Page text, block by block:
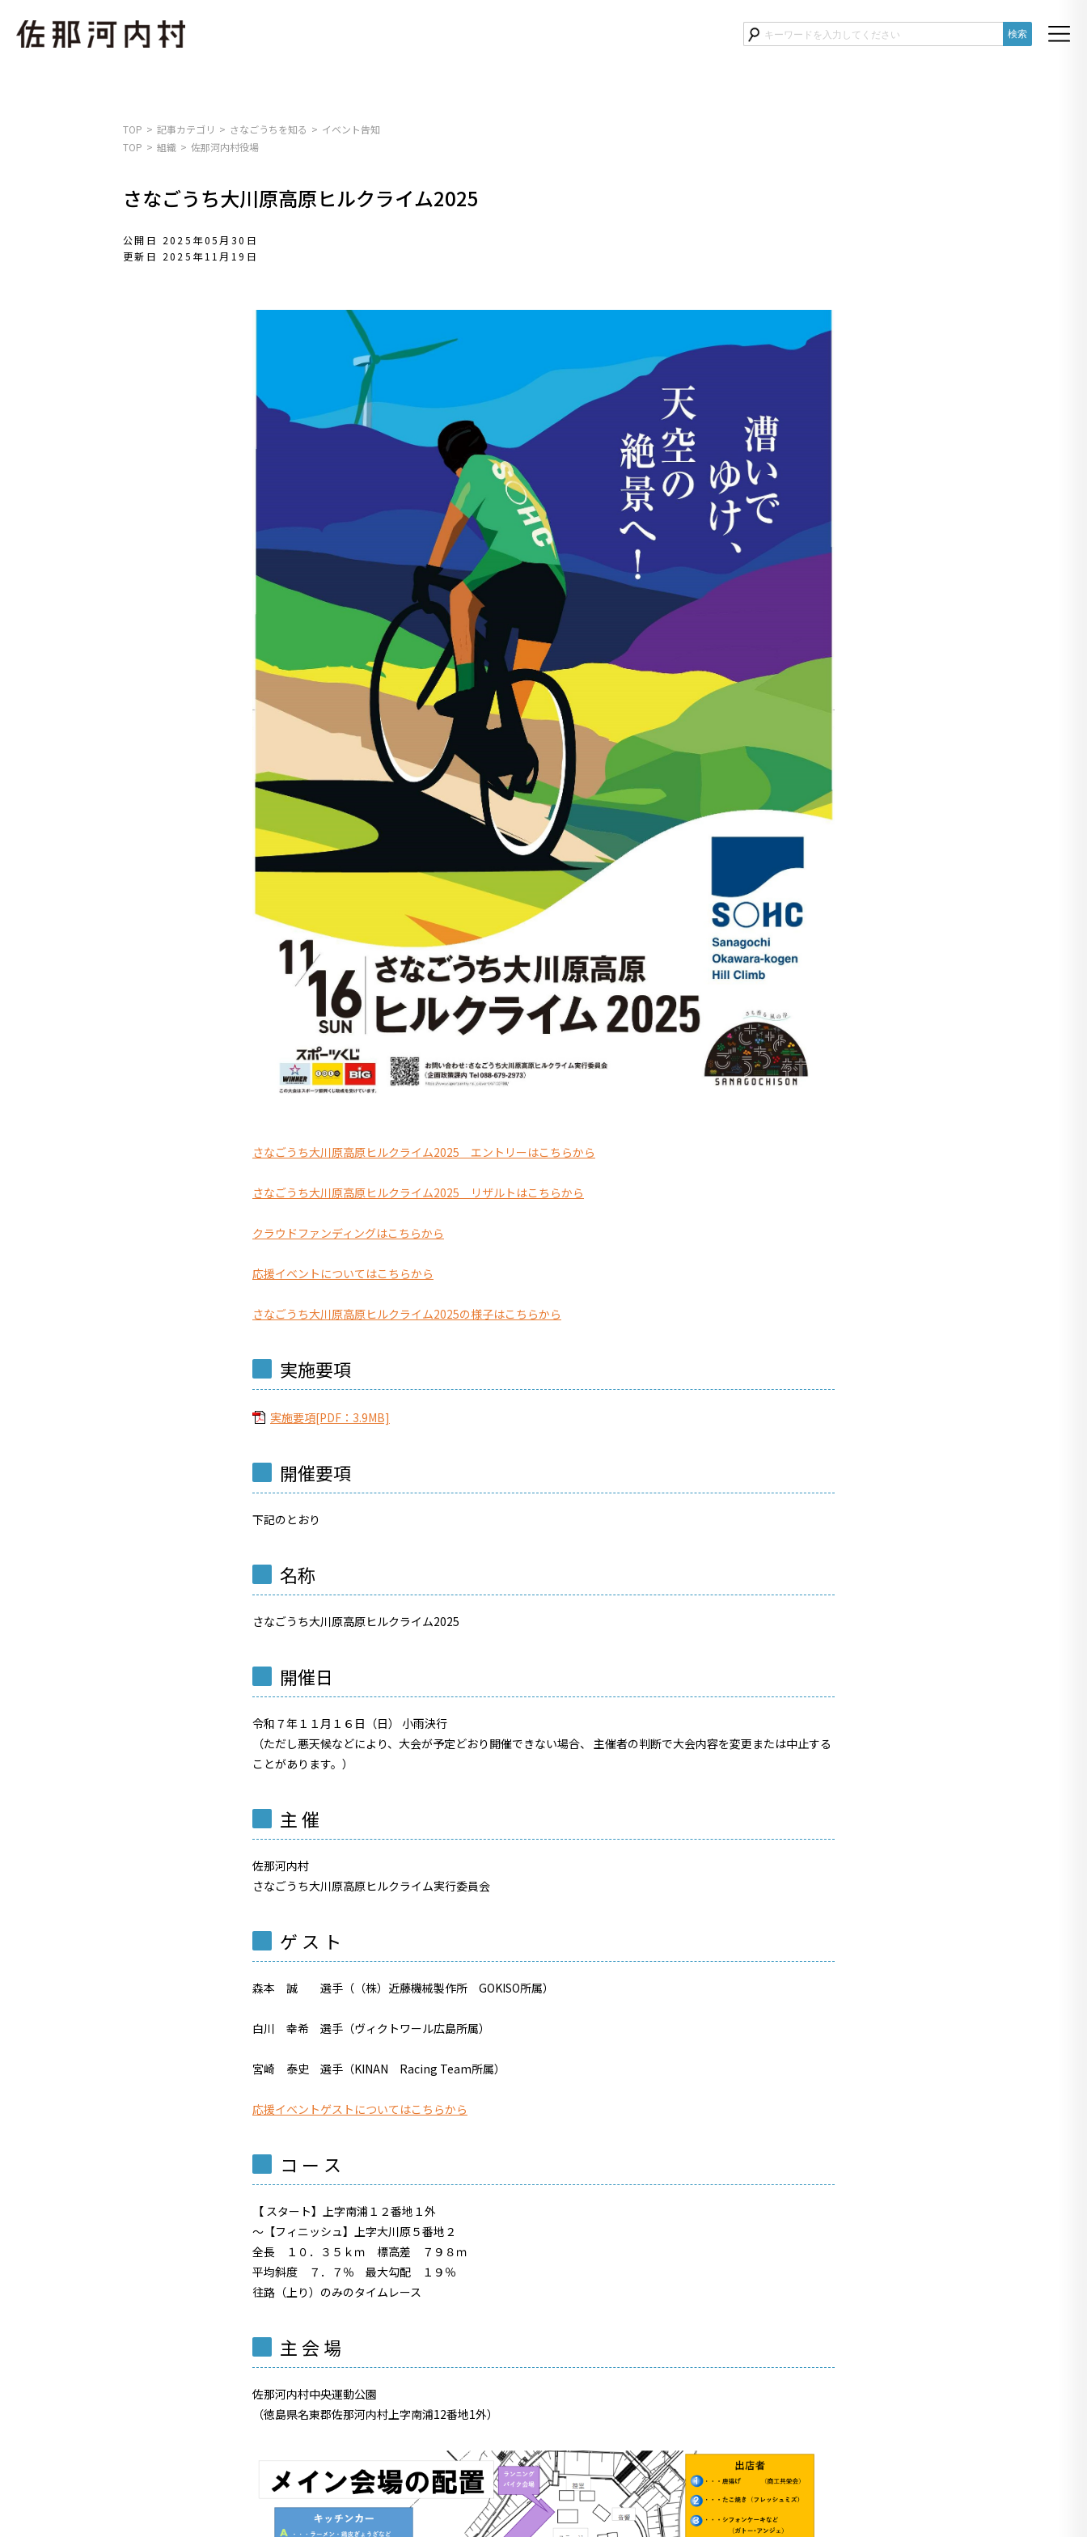
TOP 記事カテゴリ さなごうちを知る
イベント告知
TOP
組織 佐那河内村役場
さなごうち大川原高原ヒルクライム2025
公開日 2025年05月30日
更新日 2025年11月19日
さなごうち大川原高原ヒルクライム2025 エントリーはこちらから
さなごうち大川原高原ヒルクライム2025 リザルトはこちらから
クラウドファンディングはこちらから
応援イベントについてはこちらから
さなごうち大川原高原ヒルクライム2025の様子はこちらから
実施要項
実施要項[PDF：3.9MB]
開催要項
下記のとおり
名称
さなごうち大川原高原ヒルクライム2025
開催日
令和７年１１月１６日（日） 小雨決行
（ただし悪天候などにより、大会が予定どおり開催できない場合、 主催者の判断で大会内容を変更または中止する
ことがあります。）
主 催
佐那河内村
さなごうち大川原高原ヒルクライム実行委員会
ゲ ス ト
森本 誠 選手（（株）近藤機械製作所 GOKISO所属）
白川 幸希 選手（ヴィクトワール広島所属）
宮崎 泰史 選手（KINAN Racing Team所属）
応援イベントゲストについてはこちらから
コ ー ス
【 スタート】上字南浦１２番地１外
～【フィニッシュ】上字大川原５番地２
全長 １０．３５ｋｍ 標高差 ７９８ｍ
平均斜度 ７．７％ 最大勾配 １９％
往路（上り）のみのタイムレース
主 会 場
佐那河内村中央運動公園
（徳島県名東郡佐那河内村上字南浦12番地1外）